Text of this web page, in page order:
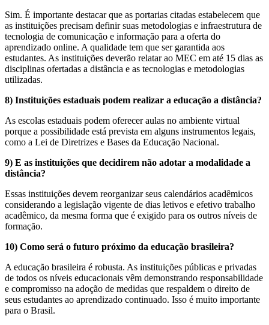
Sim. É importante destacar que as portarias citadas estabelecem que
as instituições precisam definir suas metodologias e infraestrutura de
tecnologia de comunicação e informação para a oferta do
aprendizado online. A qualidade tem que ser garantida aos
estudantes. As instituições deverão relatar ao MEC em até 15 dias as
disciplinas ofertadas a distância e as tecnologias e metodologias
utilizadas.
8) Instituições estaduais podem realizar a educação a distância?
As escolas estaduais podem oferecer aulas no ambiente virtual
porque a possibilidade está prevista em alguns instrumentos legais,
como a Lei de Diretrizes e Bases da Educação Nacional.
9) E as instituições que decidirem não adotar a modalidade a
distância?
Essas instituições devem reorganizar seus calendários acadêmicos
considerando a legislação vigente de dias letivos e efetivo trabalho
acadêmico, da mesma forma que é exigido para os outros níveis de
formação.
10) Como será o futuro próximo da educação brasileira?
A educação brasileira é robusta. As instituições públicas e privadas
de todos os níveis educacionais vêm demonstrando responsabilidade
e compromisso na adoção de medidas que respaldem o direito de
seus estudantes ao aprendizado continuado. Isso é muito importante
para o Brasil.